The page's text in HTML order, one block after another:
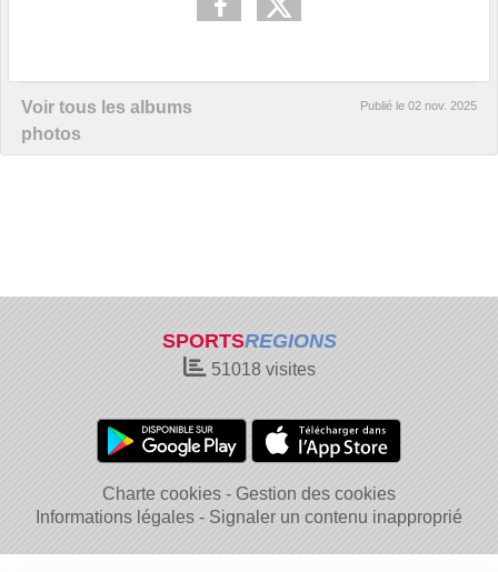
Voir tous les albums
photos
Publié le 02 nov. 2025
SPORTSREGIONS
51018visites
Charte cookies
Gestion des cookies
Informations légales
Signaler un contenu inapproprié